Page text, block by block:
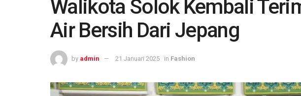
Walikota Solok Kembali
Air Bersih Dari Jepang
by admin 21 Januari 2025 in Fashion